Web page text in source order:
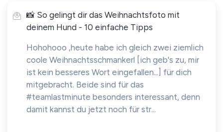
📸 So gelingt dir das Weihnachtsfoto mit
deinem Hund - 10 einfache Tipps
Hohohooo ,heute habe ich gleich zwei ziemlich
coole Weihnachtsschmankerl [ich geb's zu, mir
ist kein besseres Wort eingefallen...] für dich
mitgebracht. Beide sind für das
#teamlastminute besonders interessant, denn
damit kannst du jetzt noch für str...